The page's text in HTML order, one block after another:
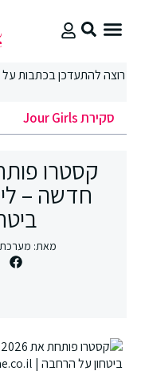
רוצה להתעדכן בכתבות על
סקירת Jour Girls
חדשה –
מאת:מערכת jour magazine